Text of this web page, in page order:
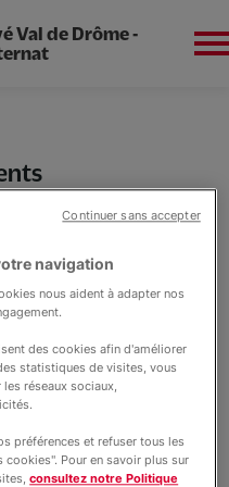
Val de Drôme -
navigation
nous aident à adapter nos
des cookies afin d'améliorer
statistiques de visites, vous
réseaux sociaux,
préférences et refuser tous les
Pour en savoir plus sur
consultez notre Politique
Continuer sans accepter